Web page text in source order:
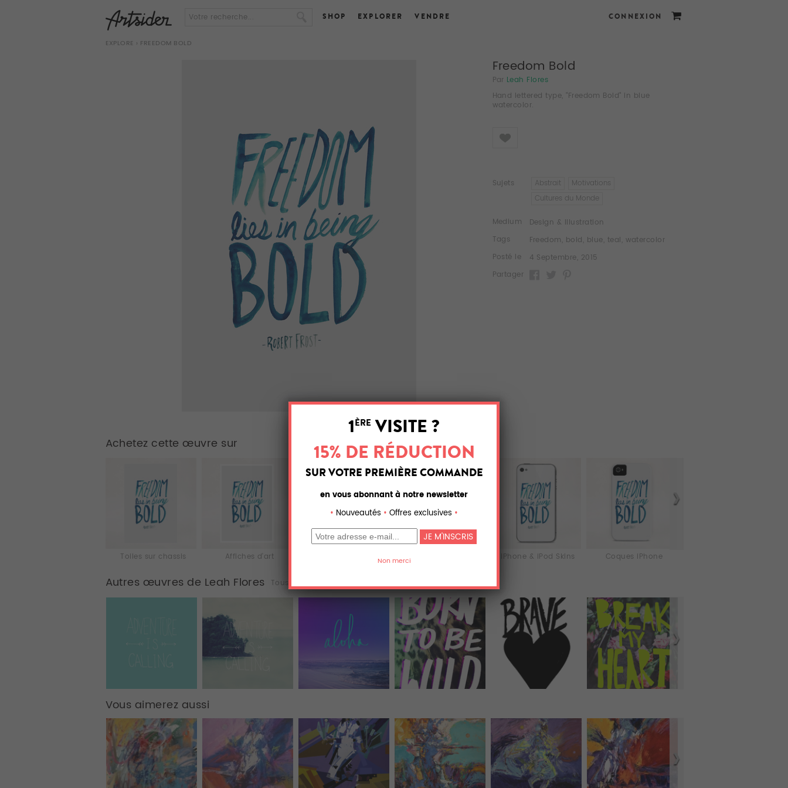
SHOP EXPLORER VENDRE CONNEXION
EXPLORE › FREEDOM BOLD
Freedom Bold
Par Leah Flores
Hand lettered type, "Freedom Bold" in blue
watercolor.
Like
Sujets Abstrait
Motivations
Cultures du Monde
Medium
Design & Illustration
Tags
Freedom bold blue teal watercolor
Posté le
4 Septembre, 2015
Partager
Achetez cette œuvre sur
Toiles sur chassis Affiches d'art iPhone & iPod Skins Coques iPhone
Autres œuvres de Leah Flores Tous (49)
Vous aimerez aussi